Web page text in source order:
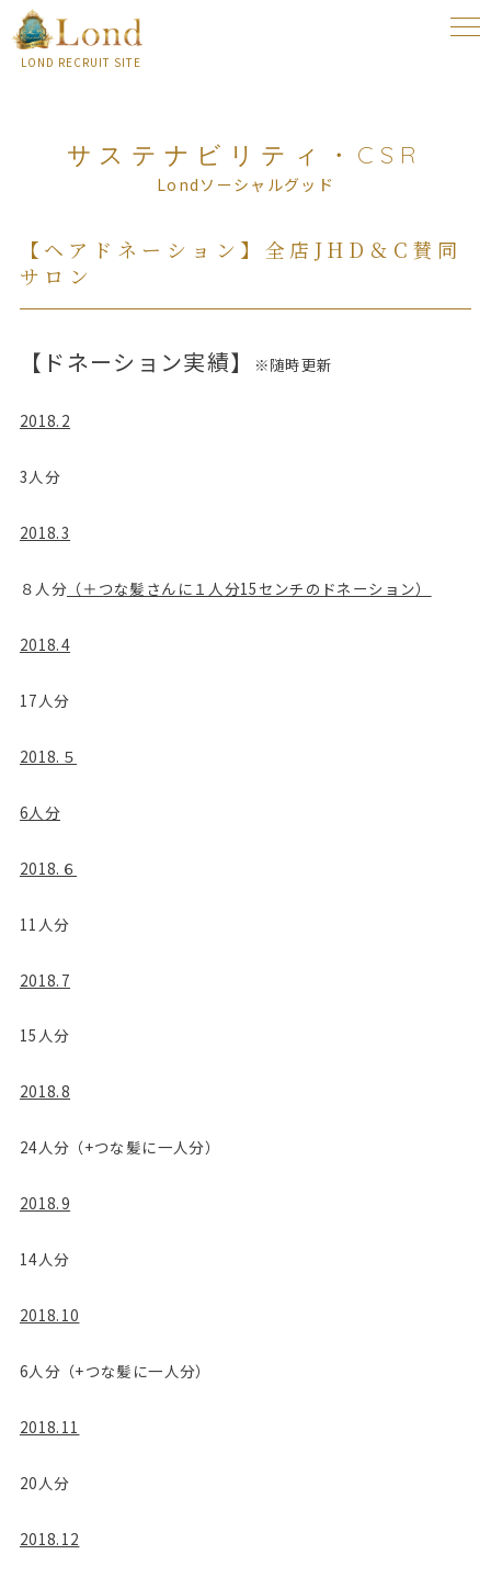
LOND RECRUIT SITE
サステナビリティ・CSR
Londソーシャルグッド
【ヘアドネーション】全店JHD＆C賛同
サロン
【ドネーション実績】 ※随時更新
2018.2
3人分
2018.3
８人分 （＋つな髪さんに１人分15センチのドネーション）
2018.4
17人分
2018.５
6人分
2018.６
11人分
2018.7
15人分
2018.8
24人分（+つな髪に一人分）
2018.9
14人分
2018.10
6人分（+つな髪に一人分）
2018.11
20人分
2018.12